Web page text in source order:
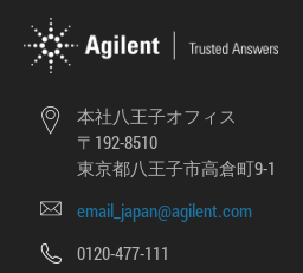
本社八王子オフィス
〒192-8510
東京都八王子市高倉町9-1
email_japan@agilent.com
0120-477-111